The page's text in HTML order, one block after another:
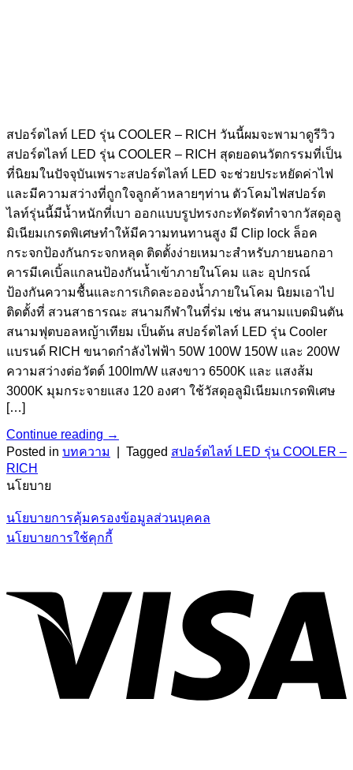
สปอร์ตไลท์ LED รุ่น COOLER – RICH วันนี้ผมจะพามาดูรีวิว
สปอร์ตไลท์ LED รุ่น COOLER – RICH สุดยอดนวัตกรรมที่เป็น
ที่นิยมในปัจจุบันเพราะสปอร์ตไลท์ LED จะช่วยประหยัดค่าไฟ
และมีความสว่างที่ถูกใจลูกค้าหลายๆท่าน ตัวโคมไฟสปอร์ต
ไลท์รุ่นนี้มีน้ำหนักที่เบา ออกแบบรูปทรงกะทัดรัดทำจากวัสดุอลู
มิเนียมเกรดพิเศษทำให้มีความทนทานสูง มี Clip lock ล็อค
กระจกป้องกันกระจกหลุด ติดตั้งง่ายเหมาะสำหรับภายนอกอา
คารมีเคเบิ้ลแกลนป้องกันน้ำเข้าภายในโคม และ อุปกรณ์
ป้องกันความชื้นและการเกิดละอองน้ำภายในโคม นิยมเอาไป
ติดตั้งที่ สวนสาธารณะ สนามกีฬาในที่ร่ม เช่น สนามแบดมินตัน
สนามฟุตบอลหญ้าเทียม เป็นต้น สปอร์ตไลท์ LED รุ่น Cooler
แบรนด์ RICH ขนาดกำลังไฟฟ้า 50W 100W 150W และ 200W
ความสว่างต่อวัตต์ 100lm/W แสงขาว 6500K และ แสงส้ม
3000K มุมกระจายแสง 120 องศา ใช้วัสดุอลูมิเนียมเกรดพิเศษ
[…]
Continue reading →
Posted in บทความ Tagged สปอร์ตไลท์ LED รุ่น COOLER –
RICH
นโยบาย
นโยบายการคุ้มครองข้อมูลส่วนบุคคล
นโยบายการใช้คุกกี้